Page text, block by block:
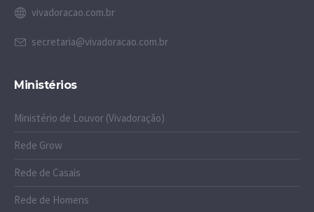
vivadoracao.com.br
secretaria@vivadoracao.com.br
Ministérios
Ministério de Louvor (Vivadoração)
Rede Grow
Rede de Casais
Rede de Homens